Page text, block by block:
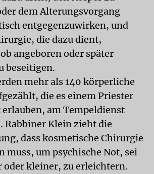
dem Alterungsvorgang
entgegenzuwirken, und
die dazu dient,
angeboren oder später
beseitigen.
mehr als 140 körperliche
die es einem Priester
am Tempeldienst
Rabbiner Klein zieht die
dass kosmetische Chirurgie
muss, um psychische Not, sei
oder kleiner, zu erleichtern.